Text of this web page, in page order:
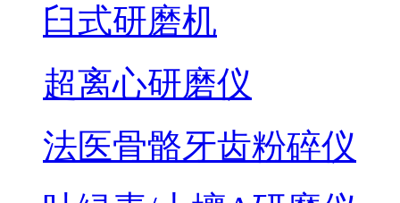
臼式研磨机
超离心研磨仪
法医骨骼牙齿粉碎仪